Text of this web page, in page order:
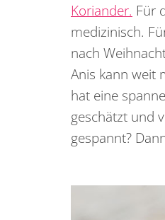
Koriander. Für
medizinisch.
nach
Anis kann weit
hat eine
geschätzt und
gespannt?